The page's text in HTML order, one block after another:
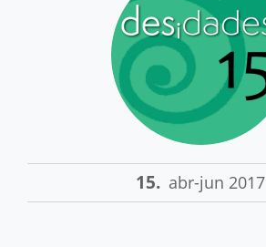
15. abr-jun 2017